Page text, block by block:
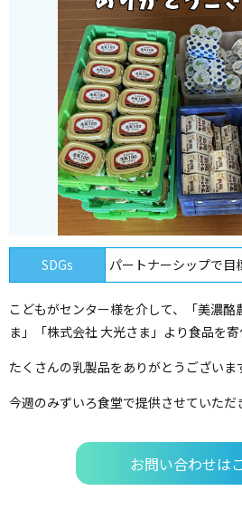
SDGs パートナーシップで目
こどもがセンター様を介して、「美濃
ま」「株式会社 大光さま」より食品を寄
たくさんの乳製品をありがとうございま
今週のみずいろ食堂で提供させていただ
お問い合わせは